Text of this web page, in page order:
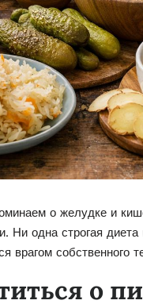
о желудке и
Ни одна строгая
врагом собственного
о